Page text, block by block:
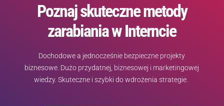
Poznaj skuteczne metody
zarabiania w Interncie
Dochodowe a jednocześnie bezpieczne projekty
biznesowe. Dużo przydatnej, biznesowej i marketingowej
wiedzy. Skuteczne i szybki do wdrożenia strategie.